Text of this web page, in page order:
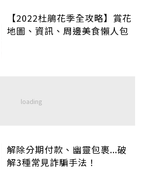
【2022杜鵑花季全攻略】賞花
地圖、資訊、周邊美食懶人包
解除分期付款、幽靈包裹...破
解3種常見詐騙手法！